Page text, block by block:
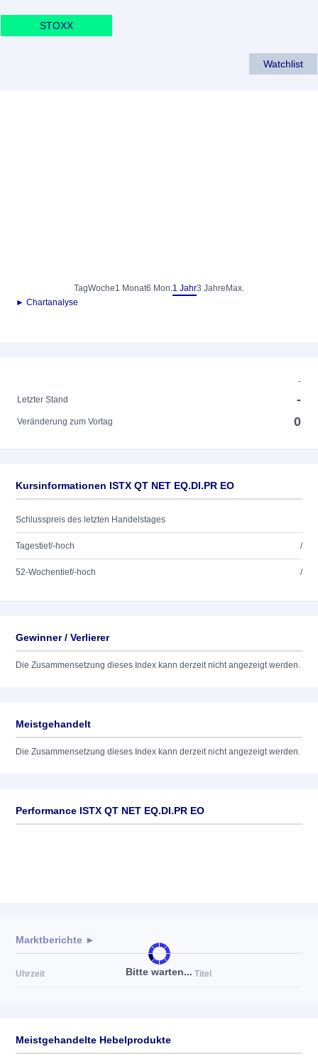
STOXX
Watchlist
TagWoche1 Monat6 Mon.1 Jahr3 Jahre Max.
► Chartanalyse
-
Letzter Stand
-
Veränderung zum Vortag 0
Kursinformationen ISTX QT NET EQ.DI.PR EO
Schlusspreis des letzten Handelstages
Tagestief/-hoch /
52-Wochentief/-hoch /
Gewinner / Verlierer
Die Zusammensetzung dieses Index kann derzeit nicht angezeigt werden.
Meistgehandelt
Die Zusammensetzung dieses Index kann derzeit nicht angezeigt werden.
Performance ISTX QT NET EQ.DI.PR EO
Bitte warten...
Marktberichte ►
Uhrzeit Titel
Meistgehandelte Hebelprodukte